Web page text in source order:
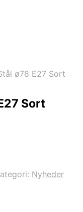
ø78 E27 Sort
Sort
Nyheder